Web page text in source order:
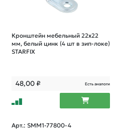
Кронштейн мебельный 22х22
мм, белый цинк (4 шт в зип-локе)
STARFIX
48,00₽ Есть аналоги
Арт.: SMM1-77800-4